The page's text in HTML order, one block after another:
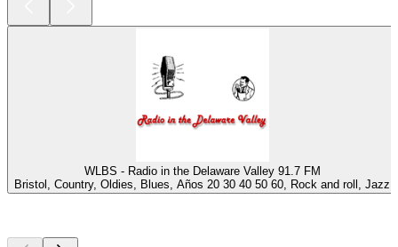
WLBS - Radio in the Delaware Valley 91.7 FM
Bristol, Country, Oldies, Blues, Años 20 30 40 50 60, Rock and roll, Jazz